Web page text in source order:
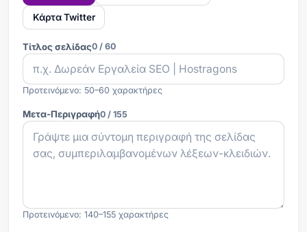
Κάρτα Twitter
Τίτλος σελίδας0 / 60
Προτεινόμενο: 50–60 χαρακτήρες
Μετα-Περιγραφή0 / 155
Προτεινόμενο: 140–155 χαρακτήρες